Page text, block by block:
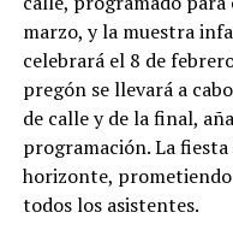
marzo, y la muestra
celebrará el 8 de
pregón se llevará a
de calle y de la final,
programación. La
horizonte,
todos los asistentes.